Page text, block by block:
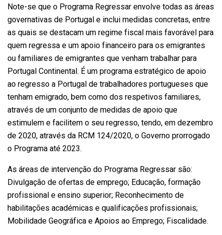
Note-se que o Programa Regressar envolve todas as áreas
governativas de Portugal e inclui medidas concretas, entre
as quais se destacam um regime fiscal mais favorável para
quem regressa e um apoio financeiro para os emigrantes
ou familiares de emigrantes que venham trabalhar para
Portugal Continental. É um programa estratégico de apoio
ao regresso a Portugal de trabalhadores portugueses que
tenham emigrado, bem como dos respetivos familiares,
através de um conjunto de medidas de apoio que
estimulem e facilitem o seu regresso, tendo, em dezembro
de 2020, através da RCM 124/2020, o Governo prorrogado
o Programa até 2023.
As áreas de intervenção do Programa Regressar são:
Divulgação de ofertas de emprego; Educação, formação
profissional e ensino superior; Reconhecimento de
habilitações académicas e qualificações profissionais;
Mobilidade Geográfica e Apoios ao Emprego; Fiscalidade.